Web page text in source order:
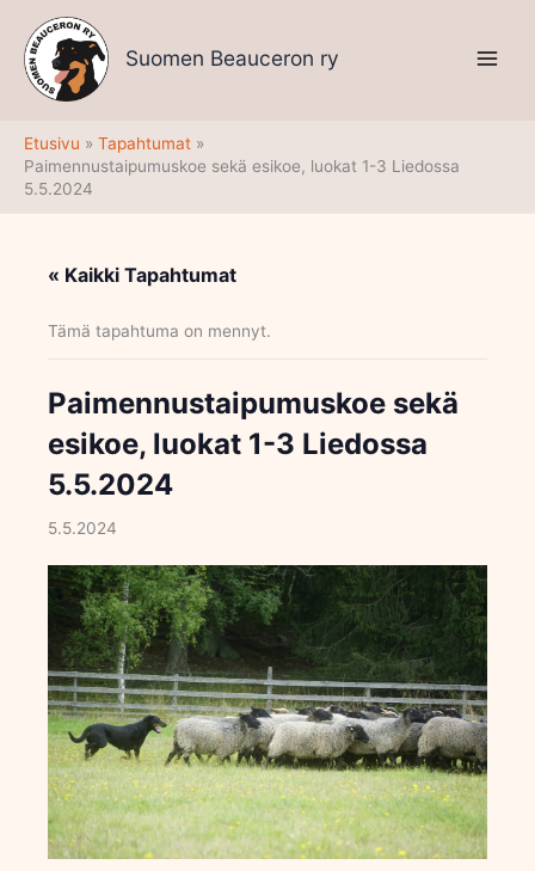
sisältöön
Suomen Beauceron ry
Etusivu
Tapahtumat
Paimennustaipumuskoe sekä esikoe, luokat 1-3 Liedossa
5.5.2024
« Kaikki Tapahtumat
Tämä tapahtuma on mennyt.
Paimennustaipumuskoe sekä
esikoe, luokat 1-3 Liedossa
5.5.2024
5.5.2024